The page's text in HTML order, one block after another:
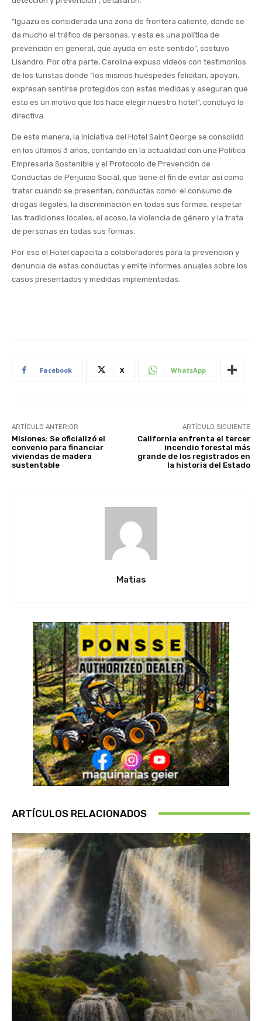
“Iguazú es considerada una zona de frontera caliente, donde se
da mucho el tráfico de personas, y esta es una política de
prevención en general, que ayuda en este sentido”, sostuvo
Lisandro. Por otra parte, Carolina expuso videos con testimonios
de los turistas donde “los mismos huéspedes felicitan, apoyan,
expresan sentirse protegidos con estas medidas y aseguran que
esto es un motivo que los hace elegir nuestro hotel”, concluyó la
directiva.
De esta manera, la iniciativa del Hotel Saint George se consolidó
en los últimos 3 años, contando en la actualidad con una Política
Empresaria Sostenible y el Protocolo de Prevención de
Conductas de Perjuicio Social, que tiene el fin de evitar así como
tratar cuando se presentan, conductas como: el consumo de
drogas ilegales, la discriminación en todas sus formas, respetar
las tradiciones locales, el acoso, la violencia de género y la trata
de personas en todas sus formas.
Por eso el Hotel capacita a colaboradores para la prevención y
denuncia de estas conductas y emite informes anuales sobre los
casos presentados y medidas implementadas.
Facebook X WhatsApp
ARTÍCULO ANTERIOR
Misiones: Se oficializó el
convenio para financiar
viviendas de madera
sustentable
ARTÍCULO SIGUIENTE
California enfrenta el tercer
incendio forestal más
grande de los registrados en
la historia del Estado
Matias
ARTÍCULOS RELACIONADOS